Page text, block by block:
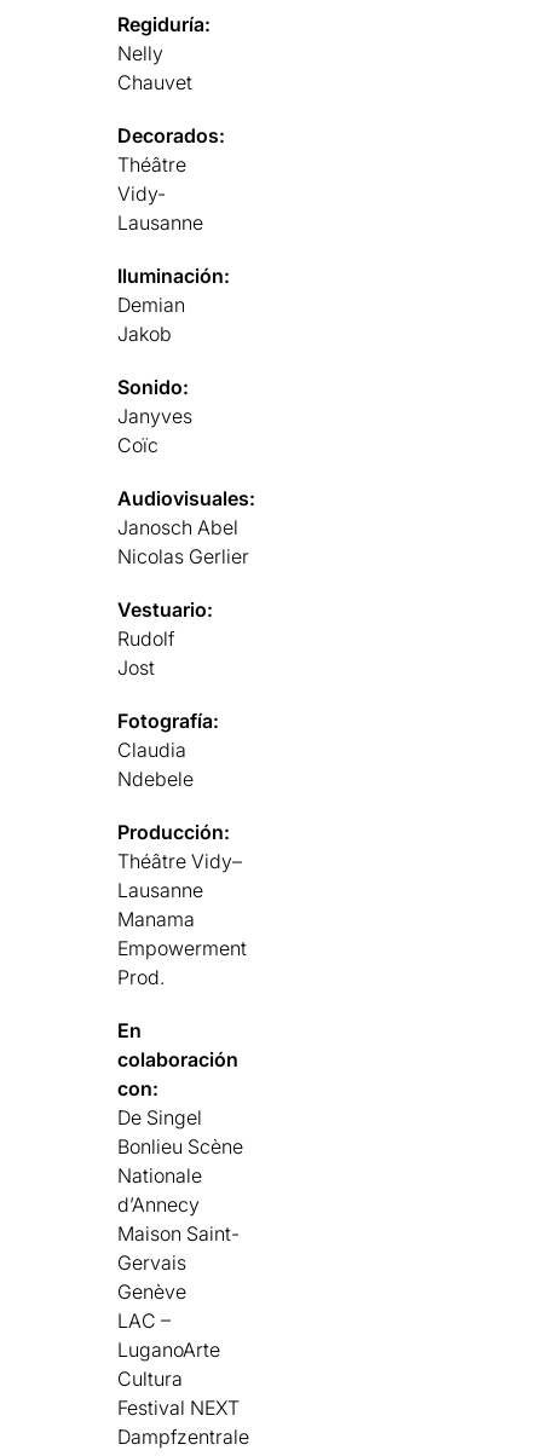
Regiduría:
Nelly
Chauvet
Decorados:
Théâtre
Vidy-
Lausanne
Iluminación:
Demian
Jakob
Sonido:
Janyves
Coïc
Audiovisuales:
Janosch Abel
Nicolas Gerlier
Vestuario:
Rudolf
Jost
Fotografía:
Claudia
Ndebele
Producción:
Théâtre Vidy–
Lausanne
Manama
Empowerment
Prod.
En
colaboración
con:
De Singel
Bonlieu Scène
Nationale
d’Annecy
Maison Saint-
Gervais
Genève
LAC –
LuganoArte
Cultura
Festival NEXT
Dampfzentrale